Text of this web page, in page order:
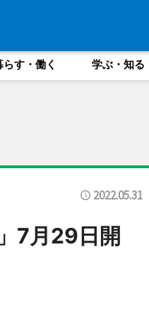
らす・働く 学ぶ・知る
2022.05.31
7月29日開